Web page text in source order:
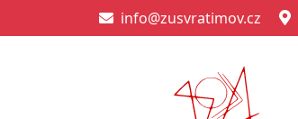
info@zusvratimov.cz